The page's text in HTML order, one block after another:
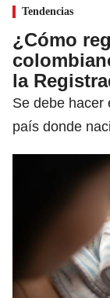
Tendencias
¿Cómo
la
Se debe hacer
país donde